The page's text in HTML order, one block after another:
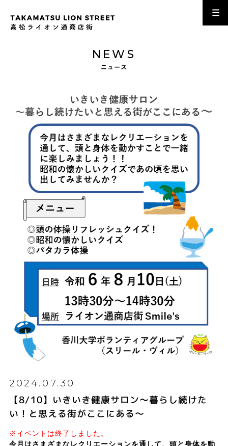
NEWS
ニュース
2024.07.30
【8/10】いきいき健康サロン～暮らし続けた
い！と思える街がここにある～
※イベントは終了しました。
今月はさまざまなレクリエーションを通して、頭と身体を動